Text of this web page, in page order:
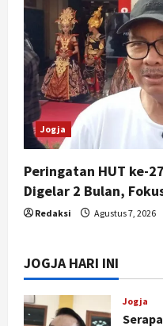
Jogja
Peringatan HUT ke-
Digelar 2 Bulan,
Redaksi Agustus 7, 2026
JOGJA HARI INI
Jogja